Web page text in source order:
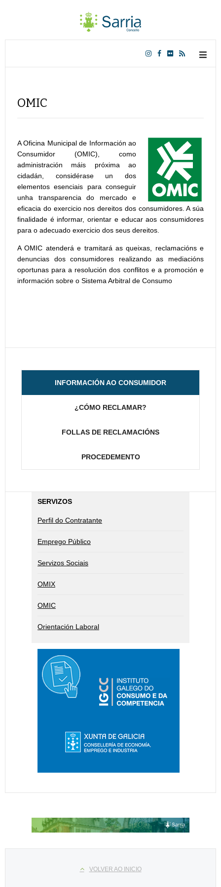
OMIC
A Oficina Municipal de Información ao
Consumidor (OMIC), como
administración máis próxima ao
cidadán, considérase un dos
elementos esenciais para conseguir
unha transparencia do mercado e
eficacia do exercicio nos dereitos dos consumidores. A súa
finalidade é informar, orientar e educar aos consumidores
para o adecuado exercicio dos seus dereitos.
A OMIC atenderá e tramitará as queixas, reclamacións e
denuncias dos consumidores realizando as mediacións
oportunas para a resolución dos conflitos e a promoción e
información sobre o Sistema Arbitral de Consumo
INFORMACIÓN AO CONSUMIDOR
¿CÓMO RECLAMAR?
FOLLAS DE RECLAMACIÓNS
PROCEDEMENTO
SERVIZOS
Perfil do Contratante
Emprego Público
Servizos Sociais
OMIX
OMIC
Orientación Laboral
VOLVER AO INICIO